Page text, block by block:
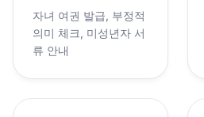
자녀 여권 발급, 부정적
의미 체크, 미성년자 서
류 안내